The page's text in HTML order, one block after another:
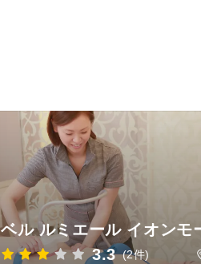
ベル ルミエール イオンモ
3.3 (2件)